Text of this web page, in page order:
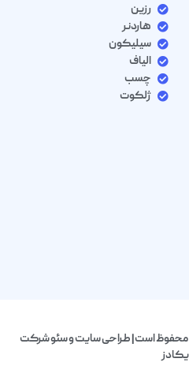
رزین
هاردنر
سیلیکون
الیاف
چسب
ژلکوت
محفوظ است| طراحی سایت و سئو شرکت